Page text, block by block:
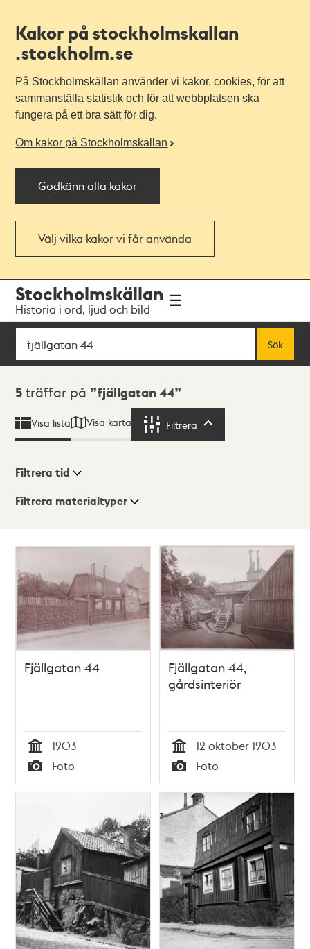
Kakor på stockholmskallan
.stockholm.se
På Stockholmskällan använder vi kakor, cookies, för att
sammanställa statistik och för att webbplatsen ska
fungera på ett bra sätt för dig.
Om kakor på Stockholmskällan
Godkänn alla kakor
Välj vilka kakor vi får använda
navigationen
huvudinnehållet
Stockholmskällan
Historia i ord, ljud och bild
Sök
Sök
Sökresultat
5 träffar på fjällgatan 44
Visa lista Visa karta Filtrera
Visningsläge
Filtrera tid
Filtrera materialtyper
Fjällgatan 44
Tid
1903
Typ
Foto
Fjällgatan 44,
gårdsinteriör
Tid
12 oktober 1903
Typ
Foto